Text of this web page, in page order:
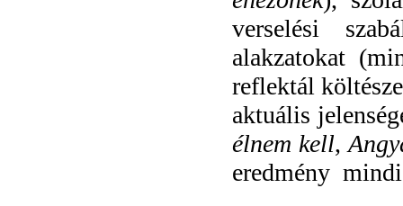
verselési
alakzatokat
reflektál
aktuális
élnem kell,
eredmény